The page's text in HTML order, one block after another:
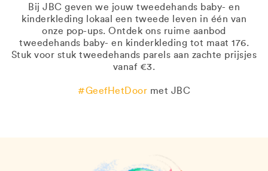
Bij JBC geven we jouw tweedehands baby- en
kinderkleding lokaal een tweede leven in één van
onze pop-ups. Ontdek ons ruime aanbod
tweedehands baby- en kinderkleding tot maat 176.
Stuk voor stuk tweedehands parels aan zachte prijsjes
vanaf €3.
#GeefHetDoor met JBC